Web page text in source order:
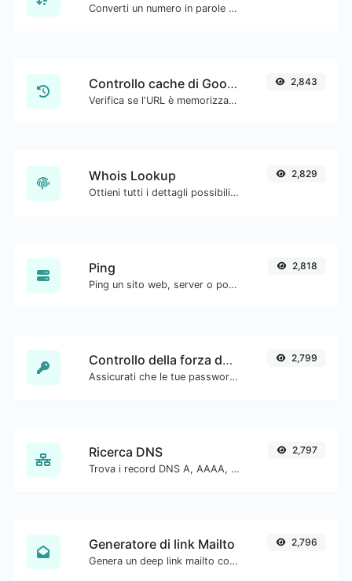
Converti un numero in parole scritte.
Controllo cache di Google
Verifica se l'URL è memorizzato nella cache da Google.
2,843
Whois Lookup
Ottieni tutti i dettagli possibili su un nome di dominio.
2,829
Ping
Ping un sito web, server o porta.
2,818
Controllo della forza della password
Assicurati che le tue password siano abbastanza sicure.
2,799
Ricerca DNS
Trova i record DNS A, AAAA, CNAME, MX, NS, TXT, SOA di un host.
2,797
Generatore di link Mailto
Genera un deep link mailto con oggetto, corpo, cc, bcc e ottieni anche il codice HTML.
2,796